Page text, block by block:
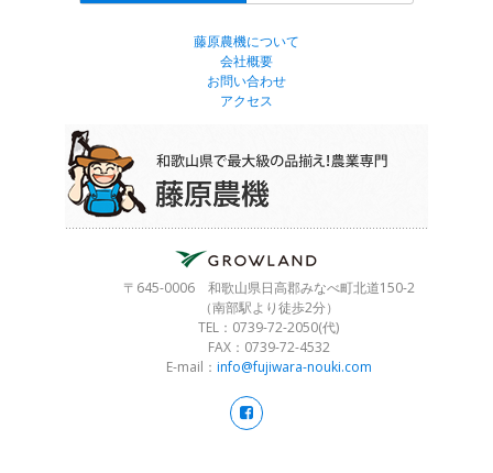
藤原農機について
会社概要
お問い合わせ
アクセス
〒645-0006 和歌山県日高郡みなべ町北道150-2
（南部駅より徒歩2分）
TEL：0739-72-2050(代)
FAX：0739-72-4532
E-mail： info@fujiwara-nouki.com